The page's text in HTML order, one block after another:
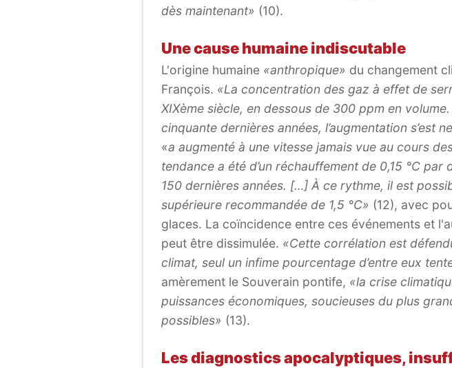
dès maintenant» (10).
Une cause humaine indiscutable
L'origine humaine «anthropique» du changement
François. «La concentration des gaz à effet de
XIXème siècle, en dessous de 300 ppm en
cinquante dernières années, l’augmentation s’est
«a augmenté à une vitesse jamais vue au cours
tendance a été d’un réchauffement de 0,15 °C
150 dernières années. […] À ce rythme, il est
supérieure recommandée de 1,5 °C» (12), avec
glaces. La coïncidence entre ces événements et
peut être dissimulée. «Cette corrélation est
climat, seul un infime pourcentage d’entre eux
amèrement le Souverain pontife, «la crise
puissances économiques, soucieuses du plus
possibles» (13).
Les diagnostics apocalyptiques,